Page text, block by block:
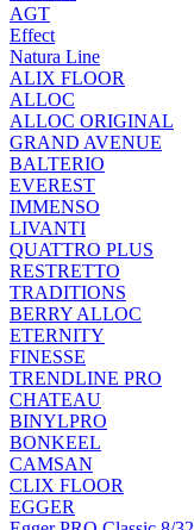
AGT
Effect
Natura Line
ALIX FLOOR
ALLOC
ALLOC ORIGINAL
GRAND AVENUE
BALTERIO
EVEREST
IMMENSO
LIVANTI
QUATTRO PLUS
RESTRETTO
TRADITIONS
BERRY ALLOC
ETERNITY
FINESSE
TRENDLINE PRO
CHATEAU
BINYLPRO
BONKEEL
CAMSAN
CLIX FLOOR
EGGER